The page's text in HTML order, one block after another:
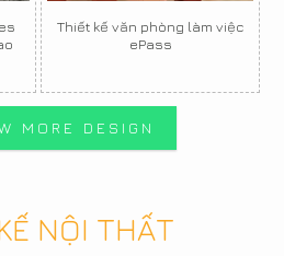
Thiết kế văn phòng làm việc
ePass
MORE DESIGN
NỘI THẤT